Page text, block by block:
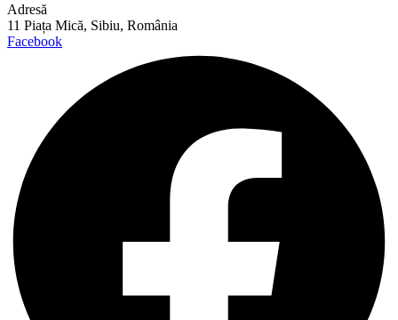
Adresă
11 Piața Mică, Sibiu, România
Facebook